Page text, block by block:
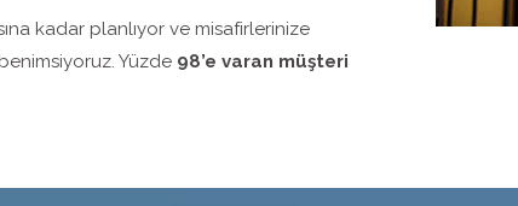
kadar planlıyor ve misafirlerinize
Yüzde 98’e varan müşteri